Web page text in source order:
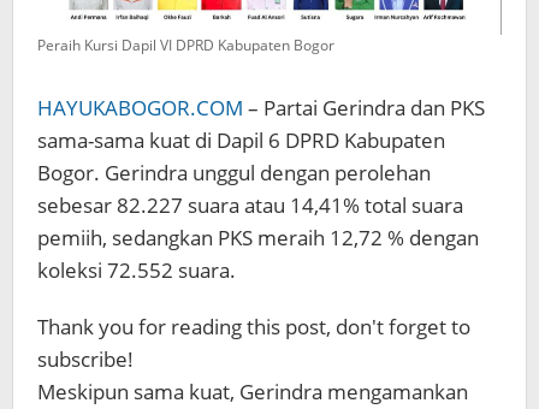
Peraih Kursi Dapil VI DPRD Kabupaten Bogor
HAYUKABOGOR.COM – Partai Gerindra dan PKS
sama-sama kuat di Dapil 6 DPRD Kabupaten
Bogor. Gerindra unggul dengan perolehan
sebesar 82.227 suara atau 14,41% total suara
pemiih, sedangkan PKS meraih 12,72 % dengan
koleksi 72.552 suara.
Thank you for reading this post, don't forget to
subscribe!
Meskipun sama kuat, Gerindra mengamankan